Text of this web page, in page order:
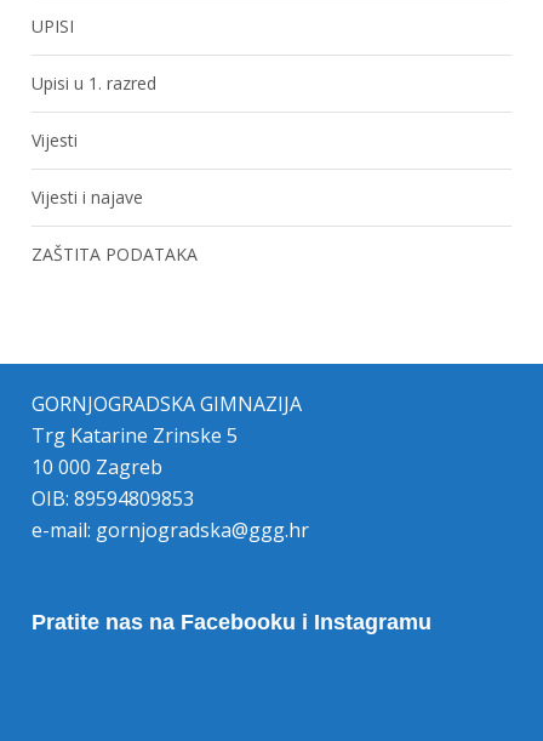
UPISI
Upisi u 1. razred
Vijesti
Vijesti i najave
ZAŠTITA PODATAKA
GORNJOGRADSKA GIMNAZIJA
Trg Katarine Zrinske 5
10 000 Zagreb
OIB: 89594809853
e-mail: gornjogradska@ggg.hr
Pratite nas na Facebooku i Instagramu